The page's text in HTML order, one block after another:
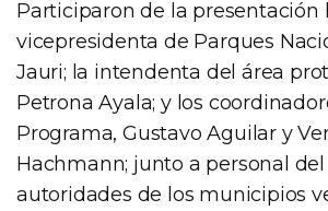
Participaron de la presentación
vicepresidenta de Parques
Jauri; la intendenta del área
Petrona Ayala; y los
Programa, Gustavo Aguilar y
Hachmann; junto a personal
autoridades de los municipios